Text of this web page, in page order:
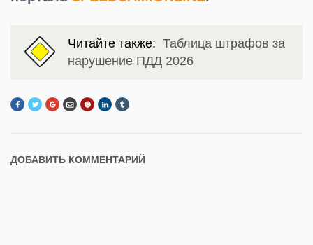
Читайте также: Таблица штрафов за
нарушение ПДД 2026
ДОБАВИТЬ КОММЕНТАРИЙ